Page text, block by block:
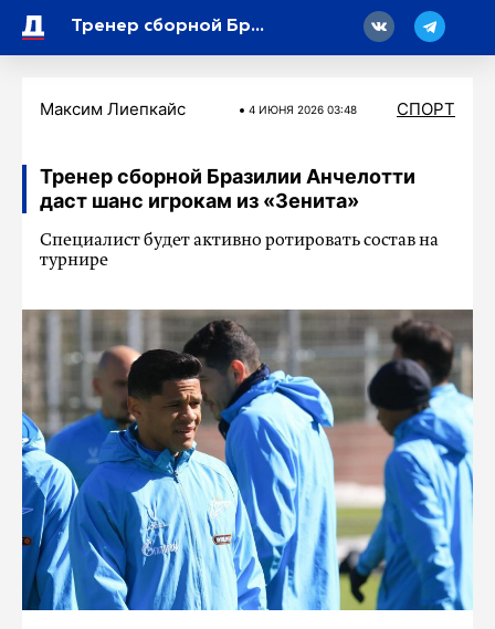
Тренер сборной Бразилии Анчелотти даст шанс игрокам из «Зенита»
Максим Лиепкайс 4 ИЮНЯ 2026 03:48 СПОРТ
Тренер сборной Бразилии Анчелотти
даст шанс игрокам из «Зенита»
Специалист будет активно ротировать состав на
турнире